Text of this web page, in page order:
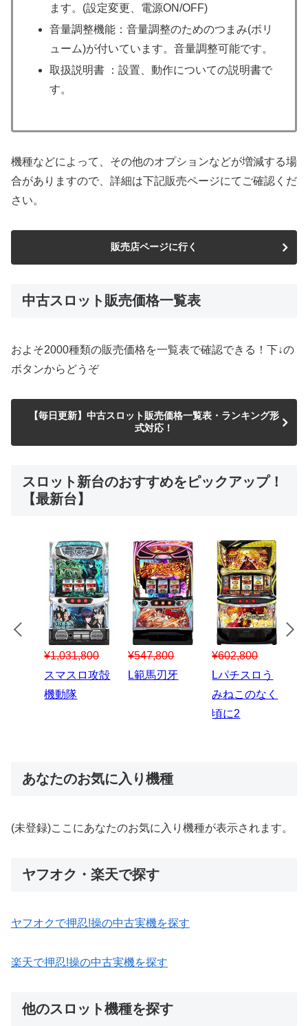
ます。(設定変更、電源ON/OFF)
音量調整機能：音量調整のためのつまみ(ボリ
ューム)が付いています。音量調整可能です。
取扱説明書 ：設置、動作についての説明書で
す。
機種などによって、その他のオプションなどが増減する場
合がありますので、詳細は下記販売ページにてご確認くだ
さい。
販売店ページに行く
中古スロット販売価格一覧表
およそ2000種類の販売価格を一覧表で確認できる！下↓の
ボタンからどうぞ
【毎日更新】中古スロット販売価格一覧表・ランキング形
式対応！
スロット新台のおすすめをピックアップ！
【最新台】
¥547,800
スマスロハナ
ビ
¥150,000
スマスロ秘宝
¥1,867,800
Lパチスロ 炎
炎ノ消防隊2
あなたのお気に入り機種
(未登録)ここにあなたのお気に入り機種が表示されます。
ヤフオク・楽天で探す
ヤフオクで押忍!操の中古実機を探す
楽天で押忍!操の中古実機を探す
他のスロット機種を探す